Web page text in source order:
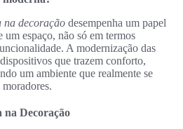
na decoração desempenha um papel
espaço, não só em termos
A modernização das
que trazem conforto,
um ambiente que realmente se
moradores.
Decoração